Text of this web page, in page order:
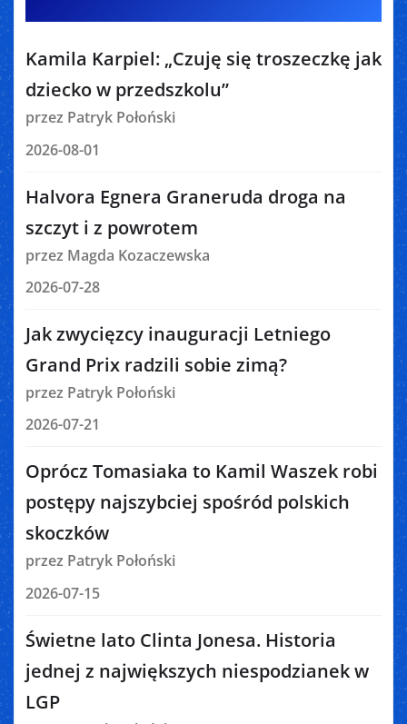
Kamila Karpiel: „Czuję się troszeczkę jak
dziecko w przedszkolu”
przez Patryk Połoński
2026-08-01
Halvora Egnera Graneruda droga na
szczyt i z powrotem
przez Magda Kozaczewska
2026-07-28
Jak zwycięzcy inauguracji Letniego
Grand Prix radzili sobie zimą?
przez Patryk Połoński
2026-07-21
Oprócz Tomasiaka to Kamil Waszek robi
postępy najszybciej spośród polskich
skoczków
przez Patryk Połoński
2026-07-15
Świetne lato Clinta Jonesa. Historia
jednej z największych niespodzianek w
LGP